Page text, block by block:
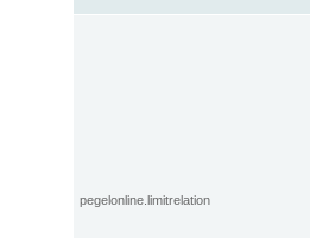
pegelonline.limitrelation